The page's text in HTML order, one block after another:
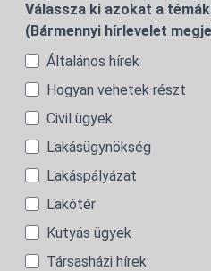
Válassza ki azokat a
(Bármennyi hírlevelet
Általános hírek
Hogyan vehetek részt
Civil ügyek
Lakásügynökség
Lakáspályázat
Lakótér
Kutyás ügyek
Társasházi hírek